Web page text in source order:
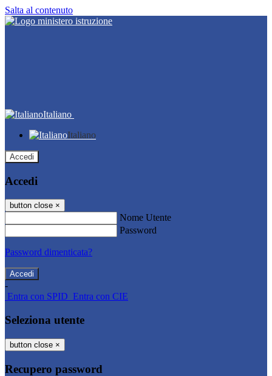
Salta al contenuto
Italiano
Italiano
Accedi
Accedi
button close ×
Nome Utente
Password
Password dimenticata?
-
Entra con SPID Entra con CIE
Seleziona utente
button close ×
Recupero password